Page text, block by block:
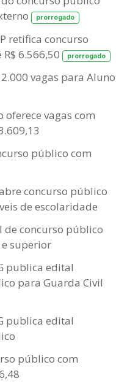
prorrogado
retifica concurso
6.566,50
prorrogado
vagas para
oferece vagas com
público com
concurso público
de escolaridade
de concurso público
superior
publica edital
para Guarda Civil
publica edital
público com